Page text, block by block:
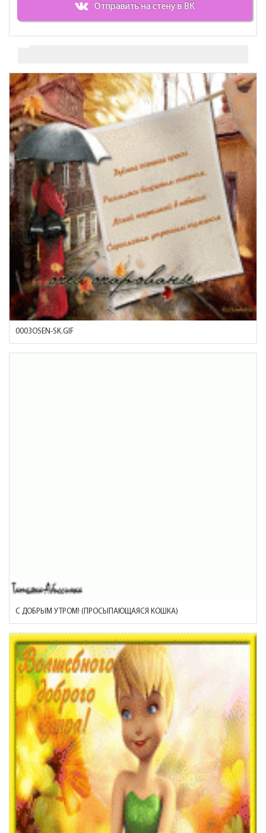
Отправить на стену в ВК
0003OSEN-SK.GIF
С ДОБРЫМ УТРОМ! (ПРОСЫПАЮЩАЯСЯ КОШКА)